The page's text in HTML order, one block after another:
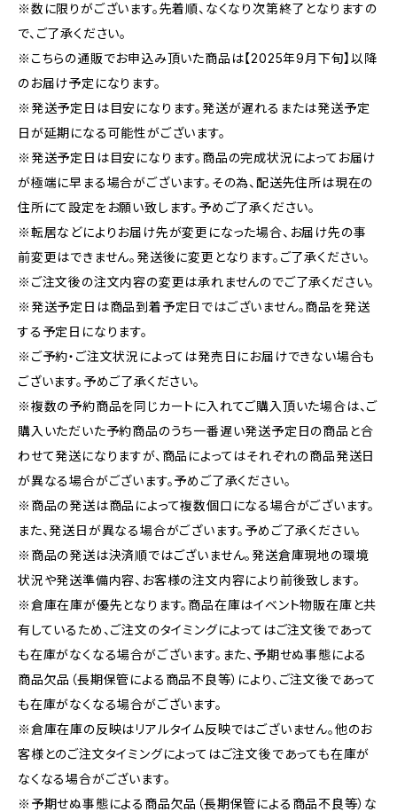
※数に限りがございます。先着順、なくなり次第終了となりますの
で、ご了承ください。
※こちらの通販でお申込み頂いた商品は【2025年9月下旬】以降
のお届け予定になります。
※発送予定日は目安になります。発送が遅れるまたは発送予定
日が延期になる可能性がございます。
※発送予定日は目安になります。商品の完成状況によってお届け
が極端に早まる場合がございます。その為、配送先住所は現在の
住所にて設定をお願い致します。予めご了承ください。
※転居などによりお届け先が変更になった場合、お届け先の事
前変更はできません。発送後に変更となります。ご了承ください。
※ご注文後の注文内容の変更は承れませんのでご了承ください。
※発送予定日は商品到着予定日ではございません。商品を発送
する予定日になります。
※ご予約・ご注文状況によっては発売日にお届けできない場合も
ございます。予めご了承ください。
※複数の予約商品を同じカートに入れてご購入頂いた場合は、ご
購入いただいた予約商品のうち一番遅い発送予定日の商品と合
わせて発送になりますが、商品によってはそれぞれの商品発送日
が異なる場合がございます。予めご了承ください。
※商品の発送は商品によって複数個口になる場合がございます。
また、発送日が異なる場合がございます。予めご了承ください。
※商品の発送は決済順ではございません。発送倉庫現地の環境
状況や発送準備内容、お客様の注文内容により前後致します。
※倉庫在庫が優先となります。商品在庫はイベント物販在庫と共
有しているため、ご注文のタイミングによってはご注文後であって
も在庫がなくなる場合がございます。また、予期せぬ事態による
商品欠品（長期保管による商品不良等）により、ご注文後であって
も在庫がなくなる場合がございます。
※倉庫在庫の反映はリアルタイム反映ではございません。他のお
客様とのご注文タイミングによってはご注文後であっても在庫が
なくなる場合がございます。
※予期せぬ事態による商品欠品（長期保管による商品不良等）な